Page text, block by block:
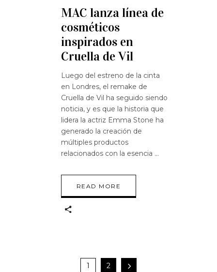
MAC lanza línea de
cosméticos
inspirados en
Cruella de Vil
Luego del estreno de la cinta
en Londres, el remake de
Cruella de Vil ha seguido siendo
noticia, y es que la historia que
lidera la actriz Emma Stone ha
generado la creación de
múltiples productos
relacionados con la esencia
READ MORE
1 2